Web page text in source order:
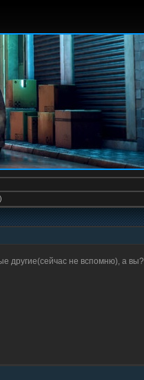
другие(сейчас не вспомню), а вы?